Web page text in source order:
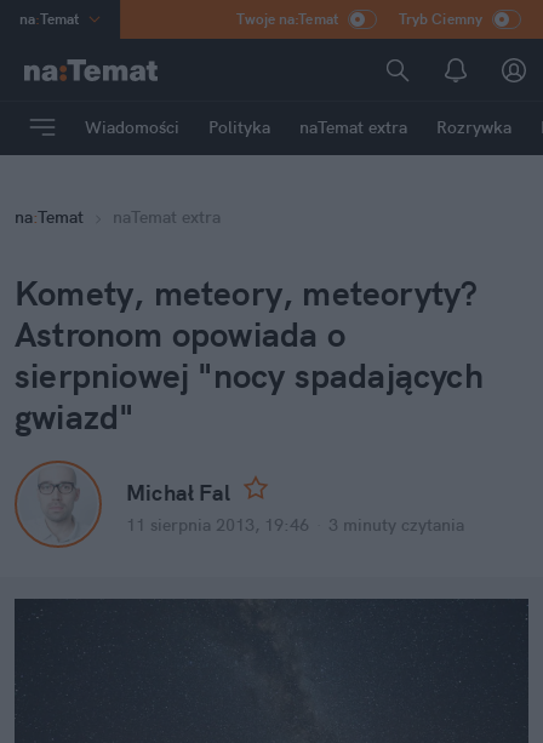
na:Temat
Poland
mama
Rozrywka
Twoje na:Temat Tryb Ciemny
Wiadomości Polityka naTemat extra Rozrywka
na:Temat naTemat extra
Komety, meteory, meteoryty?
Astronom opowiada o
sierpniowej "nocy spadających
gwiazd"
Michał Fal
11 sierpnia 2013, 19:46 3 minuty czytania